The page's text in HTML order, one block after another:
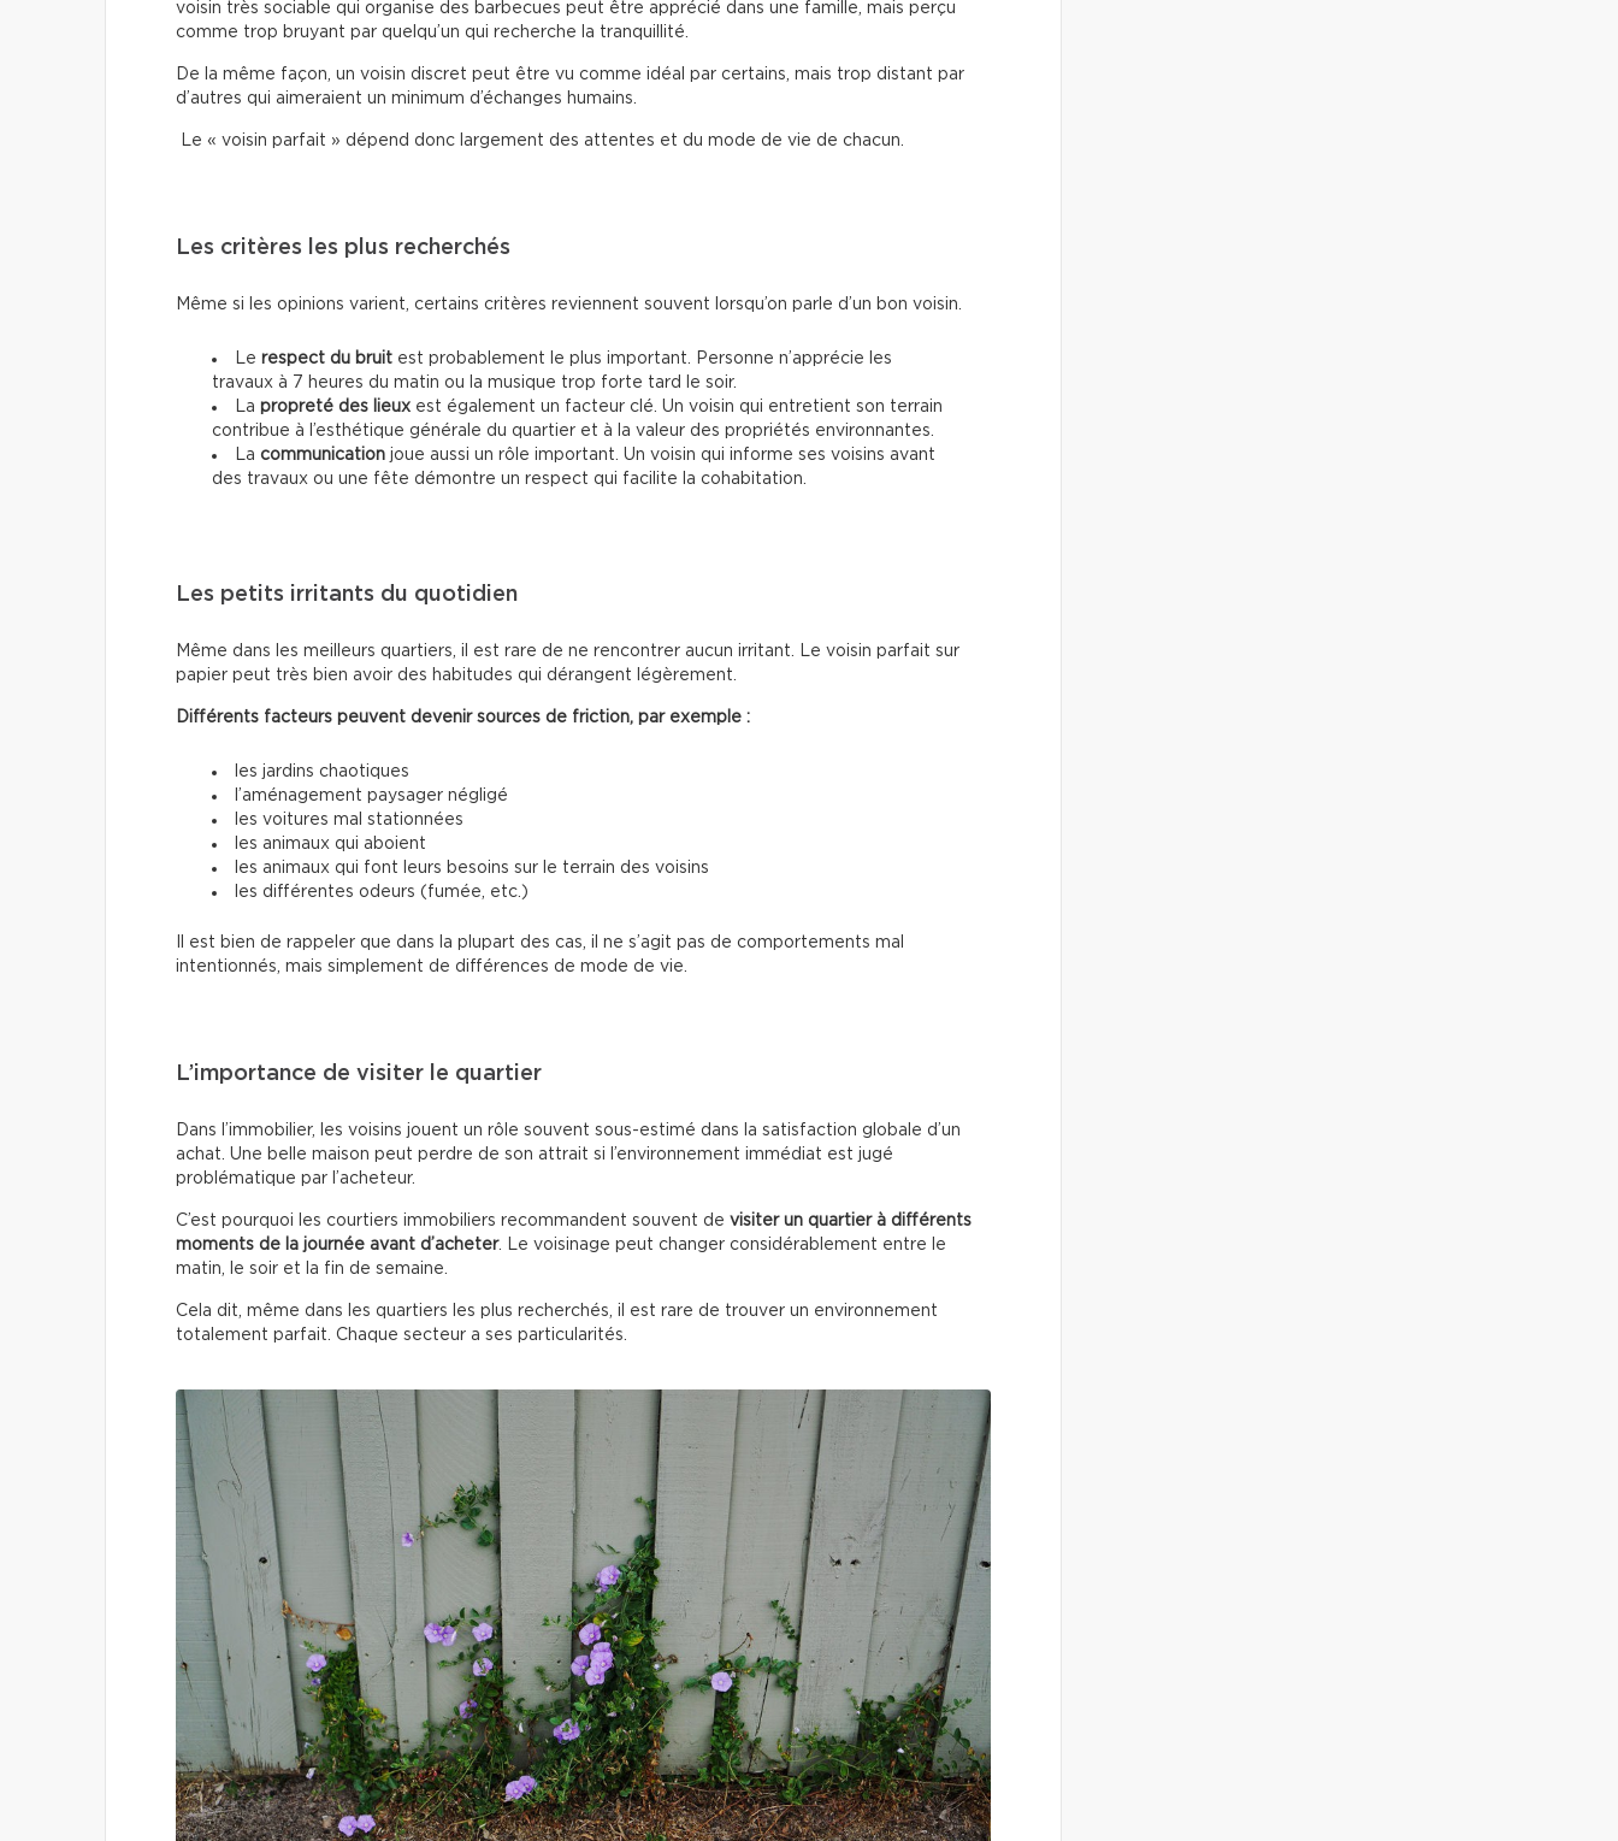
voisin très sociable qui organise des barbecues peut être apprécié dans une famille, mais perçu
comme trop bruyant par quelqu’un qui recherche la tranquillité.
De la même façon, un voisin discret peut être vu comme idéal par certains, mais trop distant par
d’autres qui aimeraient un minimum d’échanges humains.
Le « voisin parfait » dépend donc largement des attentes et du mode de vie de chacun.
Les critères les plus recherchés
Même si les opinions varient, certains critères reviennent souvent lorsqu’on parle d’un bon voisin.
Le respect du bruit est probablement le plus important. Personne n’apprécie les
travaux à 7 heures du matin ou la musique trop forte tard le soir.
La propreté des lieux est également un facteur clé. Un voisin qui entretient son terrain
contribue à l’esthétique générale du quartier et à la valeur des propriétés environnantes.
La communication joue aussi un rôle important. Un voisin qui informe ses voisins avant
des travaux ou une fête démontre un respect qui facilite la cohabitation.
Les petits irritants du quotidien
Même dans les meilleurs quartiers, il est rare de ne rencontrer aucun irritant. Le voisin parfait sur
papier peut très bien avoir des habitudes qui dérangent légèrement.
Différents facteurs peuvent devenir sources de friction, par exemple :
les jardins chaotiques
l’aménagement paysager négligé
les voitures mal stationnées
les animaux qui aboient
les animaux qui font leurs besoins sur le terrain des voisins
les différentes odeurs (fumée, etc.)
Il est bien de rappeler que dans la plupart des cas, il ne s’agit pas de comportements mal
intentionnés, mais simplement de différences de mode de vie.
L’importance de visiter le quartier
Dans l’immobilier, les voisins jouent un rôle souvent sous-estimé dans la satisfaction globale d’un
achat. Une belle maison peut perdre de son attrait si l’environnement immédiat est jugé
problématique par l’acheteur.
C’est pourquoi les courtiers immobiliers recommandent souvent de visiter un quartier à différents
moments de la journée avant d’acheter. Le voisinage peut changer considérablement entre le
matin, le soir et la fin de semaine.
Cela dit, même dans les quartiers les plus recherchés, il est rare de trouver un environnement
totalement parfait. Chaque secteur a ses particularités.